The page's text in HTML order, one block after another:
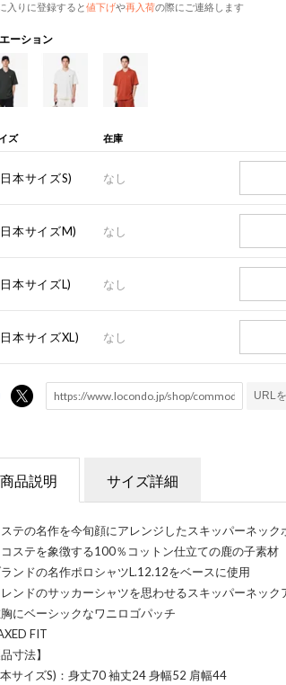
入りに登録すると値下げや再入荷の際にご連絡します
ーション
ズ 在庫
本サイズS) なし
本サイズM) なし
本サイズL) なし
本サイズXL) なし
URL
商品説明 サイズ詳細
テの名作を今旬顔にアレンジしたスキッパーネック
コステを象徴する100％コットン仕立ての鹿の子素材
ランドの名作ポロシャツL.12.12をベースに使用
レンドのサッカーシャツを思わせるスキッパーネック
胸にベーシックなワニロゴパッチ
FIT
品寸法】
サイズS)：身丈70 袖丈24 身幅52 肩幅44